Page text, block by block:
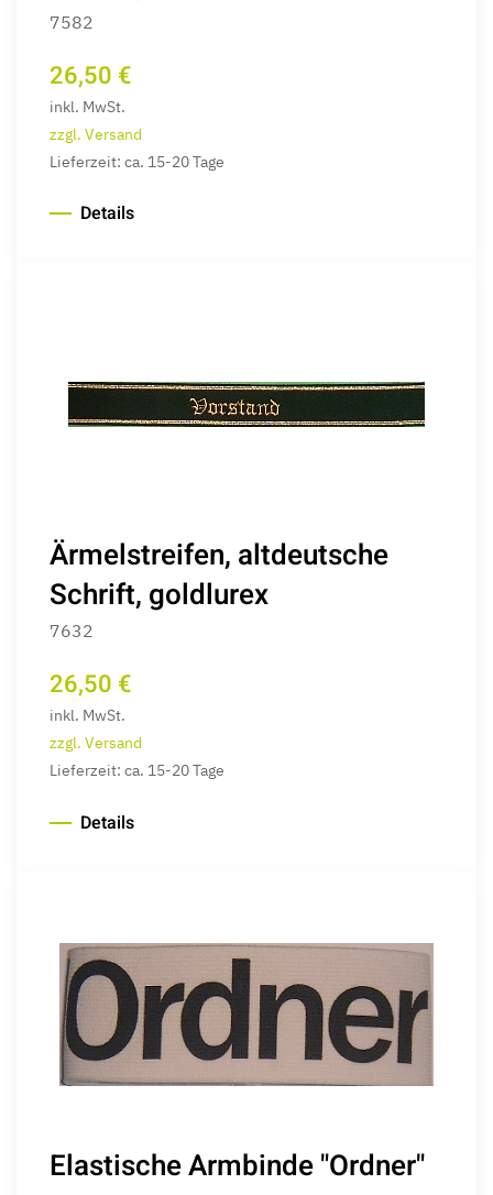
7582
26,50 €
inkl. MwSt.
zzgl. Versand
Lieferzeit: ca. 15-20 Tage
Details
Ärmelstreifen, altdeutsche
Schrift, goldlurex
7632
26,50 €
inkl. MwSt.
zzgl. Versand
Lieferzeit: ca. 15-20 Tage
Details
Elastische Armbinde "Ordner"